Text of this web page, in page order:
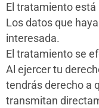
El tratamiento
Los datos que
interesada.
El tratamiento se
Al ejercer tu
tendrás derecho a
transmitan